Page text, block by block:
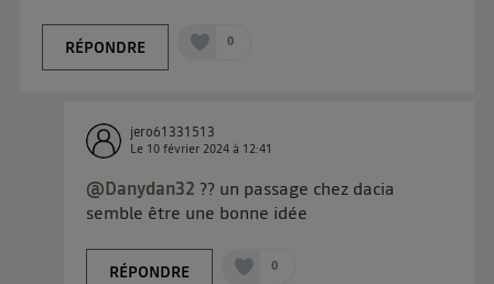
RÉPONDRE 0
jero61331513
Le 10 février 2024 à 12:41
@Danydan32?? un passage chez dacia
semble être une bonne idée
RÉPONDRE 0